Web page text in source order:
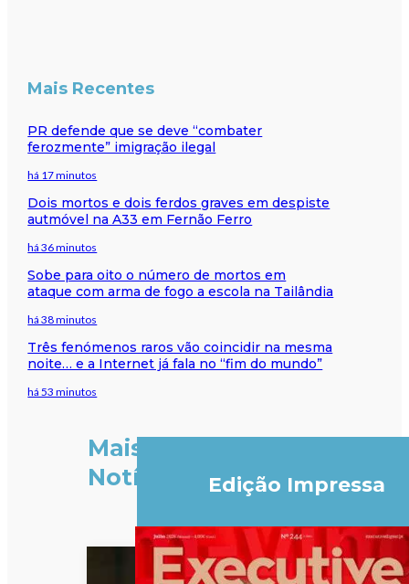
Mais Recentes
PR defende que se deve “combater
ferozmente” imigração ilegal
há 17 minutos
Dois mortos e dois ferdos graves em despiste
autmóvel na A33 em Fernão Ferro
há 36 minutos
Sobe para oito o número de mortos em
ataque com arma de fogo a escola na Tailândia
há 38 minutos
Três fenómenos raros vão coincidir na mesma
noite… e a Internet já fala no “fim do mundo”
há 53 minutos
Mais
Notícias
Edição Impressa